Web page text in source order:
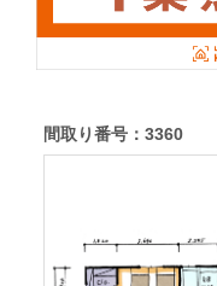
間取り番号：3360